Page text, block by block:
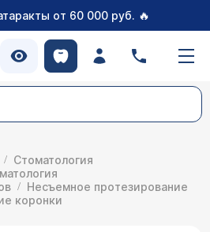
от 60 000 руб. 🔥
Стоматология
Несъемное протезирование
коронки